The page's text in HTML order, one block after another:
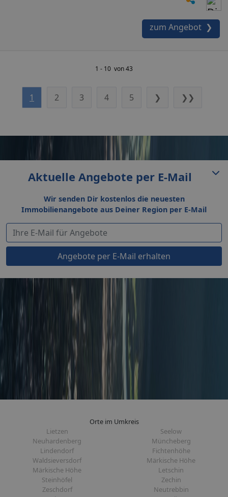
zum Angebot ❯
1 - 10 von 43
1 2 3 4 5 ❯ ❯❯
Aktuelle Angebote per E-Mail
Wir senden Dir kostenlos die neuesten
Immobilienangebote aus Deiner Region per E-Mail
Angebote per E-Mail erhalten
Orte im Umkreis
Lietzen
Seelow
Neuhardenberg
Müncheberg
Lindendorf
Fichtenhöhe
Waldsieversdorf
Märkische Höhe
Märkische Höhe
Letschin
Steinhöfel
Zechin
Zeschdorf
Neutrebbin